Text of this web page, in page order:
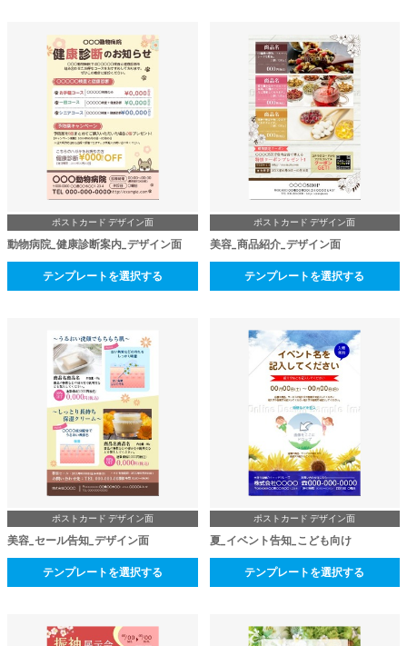
ポストカード デザイン面
動物病院_健康診断案内_デザイン面
テンプレートを選択する
ポストカード デザイン面
美容_商品紹介_デザイン面
テンプレートを選択する
ポストカード デザイン面
美容_セール告知_デザイン面
テンプレートを選択する
ポストカード デザイン面
夏_イベント告知_こども向け
テンプレートを選択する